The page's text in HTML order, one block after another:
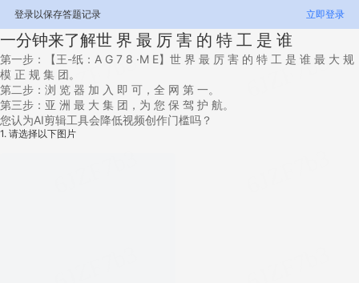
登录以保存答题记录 立即登录
一分钟来了解世 界 最 厉 害 的 特 工 是 谁
第一步：【王-纸：A G 7 8 ·M E】世 界 最 厉 害 的 特 工 是 谁 最 大 规
模 正 规 集 团。
第二步：浏 览 器 加 入 即 可，全 网 第 一。
第三步：亚 洲 最 大 集 团，为 您 保 驾 护 航。
您认为AI剪辑工具会降低视频创作门槛吗？
1. 请选择以下图片